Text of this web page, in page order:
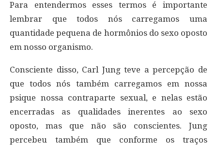
Para entendermos esses termos é importante
lembrar que todos nós carregamos uma
quantidade pequena de hormônios do sexo oposto
em nosso organismo.
Consciente disso, Carl Jung teve a percepção de
que todos nós também carregamos em nossa
psique nossa contraparte sexual, e nelas estão
encerradas as qualidades inerentes ao sexo
oposto, mas que não são conscientes. Jung
percebeu também que conforme os traços